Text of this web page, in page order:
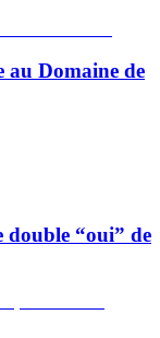
au Domaine de
double “oui” de